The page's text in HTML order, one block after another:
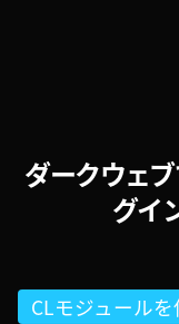
ダークウェ
グイ
CLモジュールを